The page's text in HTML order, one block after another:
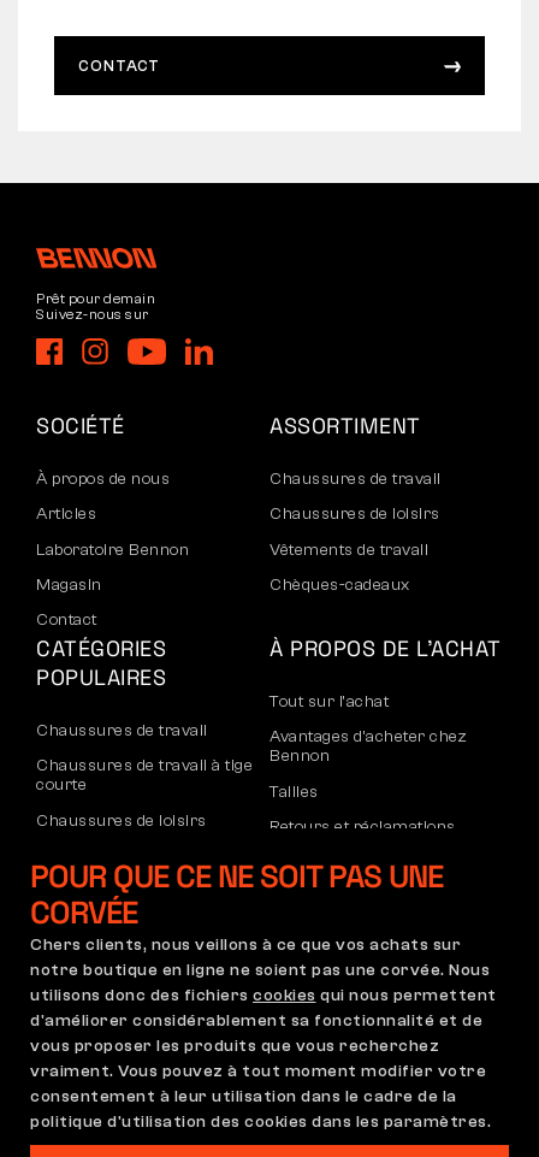
CONTACT
Prêt pour demain
Suivez-nous sur
SOCIÉTÉ
À propos de nous
Articles
Laboratoire Bennon
Magasin
Contact
ASSORTIMENT
Chaussures de travail
Chaussures de loisirs
Vêtements de travail
Chèques-cadeaux
CATÉGORIES
POPULAIRES
Chaussures de travail
Chaussures de travail à tige
courte
Chaussures de loisirs
cheville
Pantalons
Sweatshirts
À PROPOS DE L’ACHAT
Tout sur l’achat
Avantages d’acheter chez
Bennon
Tailles
Retours et réclamations
Transport et paiement
Réclamations et garantie
Conditions Générales
Règlement de Réclamation
Paramètres des cookies
GDPR
France | Français
POUR QUE CE NE SOIT PAS UNE
CORVÉE
Chers clients, nous veillons à ce que vos achats sur
notre boutique en ligne ne soient pas une corvée. Nous
utilisons donc des fichiers cookies qui nous permettent
d'améliorer considérablement sa fonctionnalité et de
vous proposer les produits que vous recherchez
vraiment. Vous pouvez à tout moment modifier votre
consentement à leur utilisation dans le cadre de la
politique d'utilisation des cookies dans les paramètres.